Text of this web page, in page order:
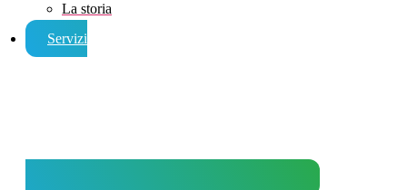
La storia
Servizi